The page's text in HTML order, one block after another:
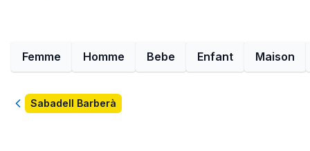
Femme Homme Bebe Enfant Maison
RetourSabadell Barberà